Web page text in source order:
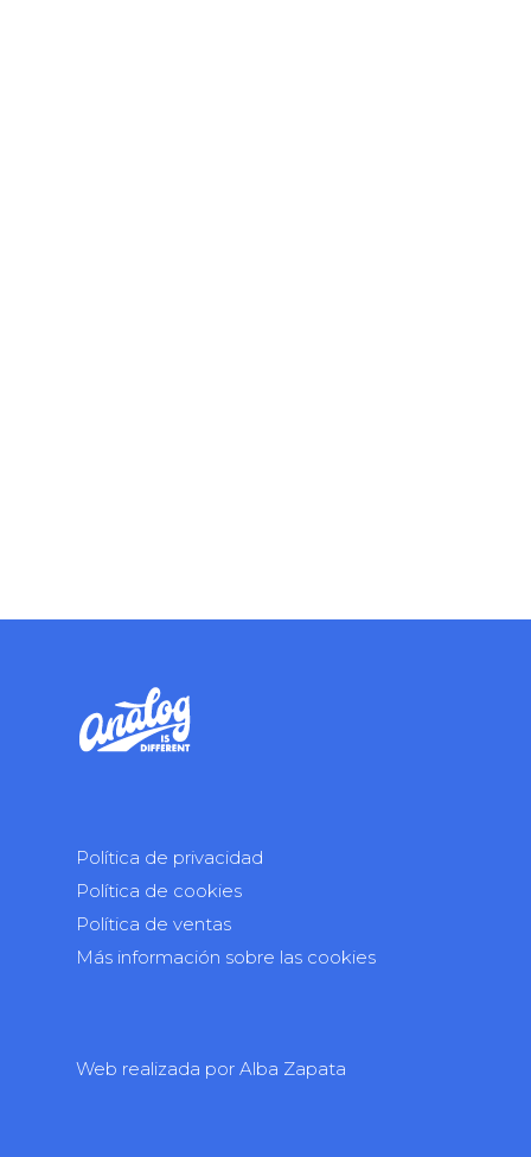
Política de privacidad
Política de cookies
Política de ventas
Más información sobre las cookies
Web realizada por Alba Zapata